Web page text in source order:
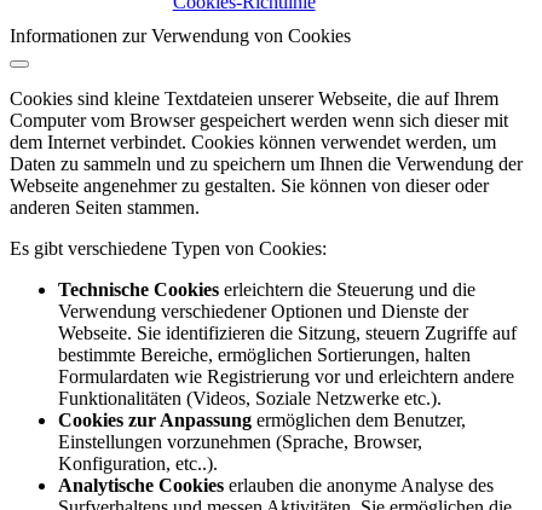
Informationen zur Verwendung von Cookies
Cookies sind kleine Textdateien unserer Webseite, die auf Ihrem
Computer vom Browser gespeichert werden wenn sich dieser mit
dem Internet verbindet. Cookies können verwendet werden, um
Daten zu sammeln und zu speichern um Ihnen die Verwendung der
Webseite angenehmer zu gestalten. Sie können von dieser oder
anderen Seiten stammen.
Es gibt verschiedene Typen von Cookies:
Technische Cookies erleichtern die Steuerung und die
Verwendung verschiedener Optionen und Dienste der
Webseite. Sie identifizieren die Sitzung, steuern Zugriffe auf
bestimmte Bereiche, ermöglichen Sortierungen, halten
Formulardaten wie Registrierung vor und erleichtern andere
Funktionalitäten (Videos, Soziale Netzwerke etc.).
Cookies zur Anpassung ermöglichen dem Benutzer,
Einstellungen vorzunehmen (Sprache, Browser,
Konfiguration, etc..).
Analytische Cookies erlauben die anonyme Analyse des